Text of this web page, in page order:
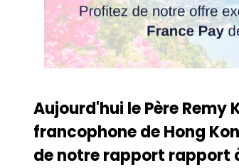
Aujourd'hui le Père
francophone de Hong
de notre rapport rapport